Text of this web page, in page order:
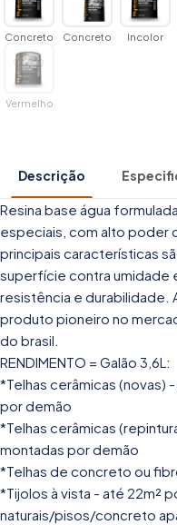
Concreto Concreto Incolor
Vermelho
Descrição
Resina base água
especiais, com alto poder
principais características
superfície contra umidade
resistência e durabilidade.
produto pioneiro no
do brasil.
RENDIMENTO = Galão 3,6L:
*Telhas cerâmicas (novas)
por demão
*Telhas cerâmicas
montadas por demão
*Telhas de concreto ou
*Tijolos à vista - até 22m²
naturais/pisos/concreto